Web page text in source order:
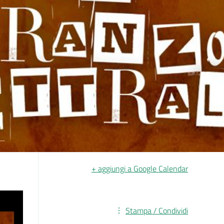
+ aggiungi a Google Calendar
Stampa / Condividi